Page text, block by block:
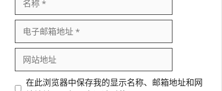
邮
地
址 在此浏览器中保存我的显示名称、邮箱地址和网